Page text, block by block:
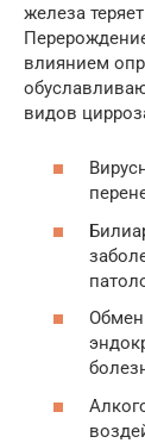
железа
влиянием
видов